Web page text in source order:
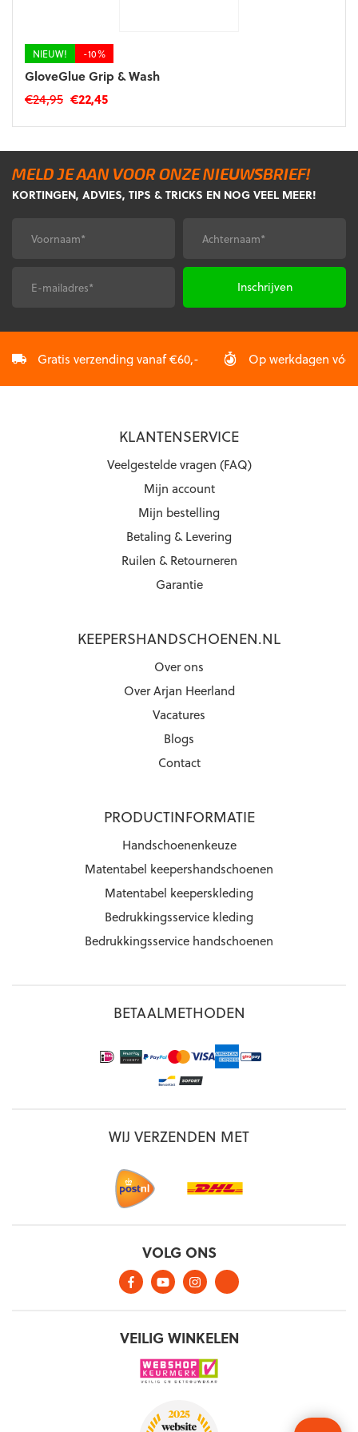
NIEUW! -10%
GloveGlue Grip & Wash
€24,95 Oorspronkelijke
was:
€24,95.
€22,45Huidige
is:
€22,45.
MELD JE AAN VOOR ONZE NIEUWSBRIEF!
KORTINGEN, ADVIES, TIPS & TRICKS EN NOG VEEL MEER!
Voornaam* Achternaam*
Gratis verzending vanaf €60,- Op werkdagen
KLANTENSERVICE
Veelgestelde vragen (FAQ)
Mijn account
Mijn bestelling
Betaling & Levering
Ruilen & Retourneren
Garantie
KEEPERSHANDSCHOENEN.NL
Over ons
Over Arjan Heerland
Vacatures
Blogs
Contact
PRODUCTINFORMATIE
Handschoenenkeuze
Matentabel keepershandschoenen
Matentabel keeperskleding
Bedrukkingsservice kleding
Bedrukkingsservice handschoenen
BETAALMETHODEN
WIJ VERZENDEN MET